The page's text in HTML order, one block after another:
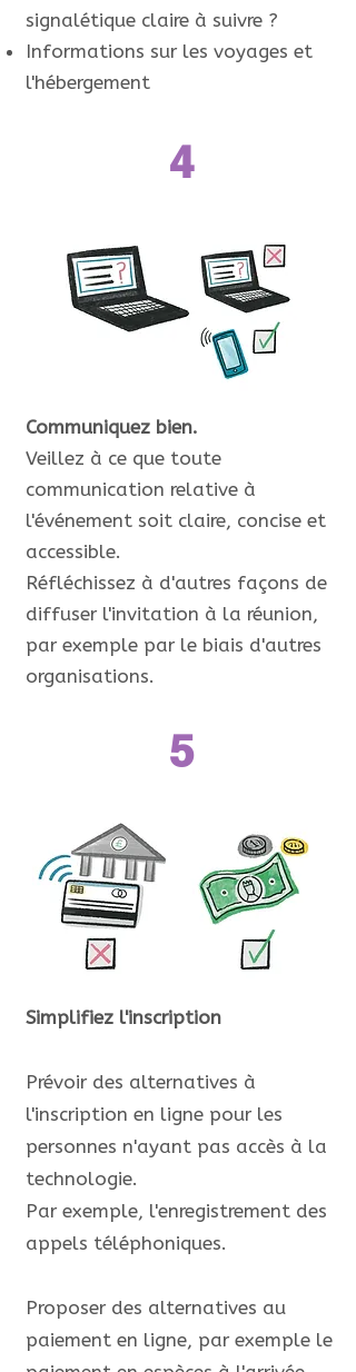
signalétique claire à suivre ?
Informations sur les voyages et
l'hébergement
4
Communiquez bien.
Veillez à ce que toute
communication relative à
l'événement soit claire, concise et
accessible.
Réfléchissez à d'autres façons de
diffuser l'invitation à la réunion,
par exemple par le biais d'autres
organisations.
5
Simplifiez l'inscription
Prévoir des alternatives à
l'inscription en ligne pour les
personnes n'ayant pas accès à la
technologie.
Par exemple, l'enregistrement des
appels téléphoniques.
Proposer des alternatives au
paiement en ligne, par exemple le